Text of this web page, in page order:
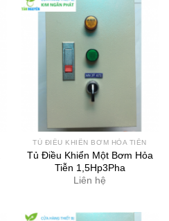
TỦ ĐIỀU KHIỂN BƠM HỎA TIỄN
Tủ Điều Khiển Một Bơm Hỏa
Tiễn 1,5Hp3Pha
Liên hệ